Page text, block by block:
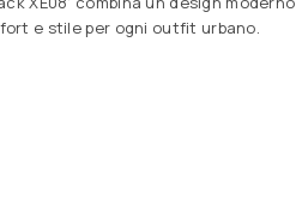
e stile per ogni outfit urbano.